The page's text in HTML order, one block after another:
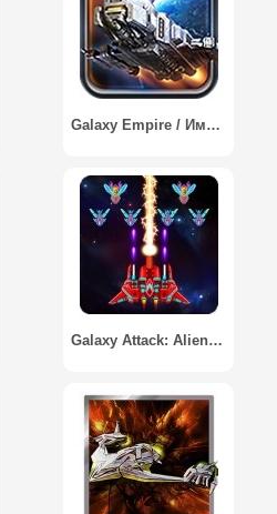
Galaxy Empire / Империя Галактики
Galaxy Attack: Alien Shooting